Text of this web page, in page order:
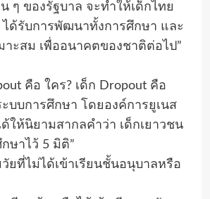
ๆ ของรัฐบาล จะทำให้เด็กไทย
ได้รับการพัฒนาทั้งการศึกษา และ
ะสม เพื่ออนาคตของชาติต่อไป”
คือ ใคร? เด็ก Dropout คือ
บบการศึกษา โดยองค์การยูเนส
ให้นิยามสากลคำว่า เด็กเยาวชน
ษาไว้ 5 มิติ”
ยที่ไม่ได้เข้าเรียนชั้นอนุบาลหรือ